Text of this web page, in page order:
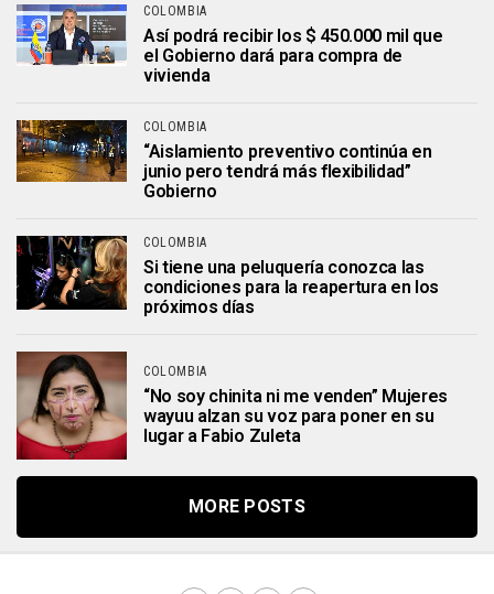
COLOMBIA
Así podrá recibir los $ 450.000 mil que
el Gobierno dará para compra de
vivienda
COLOMBIA
“Aislamiento preventivo continúa en
junio pero tendrá más flexibilidad”
Gobierno
COLOMBIA
Si tiene una peluquería conozca las
condiciones para la reapertura en los
próximos días
COLOMBIA
“No soy chinita ni me venden” Mujeres
wayuu alzan su voz para poner en su
lugar a Fabio Zuleta
MORE POSTS